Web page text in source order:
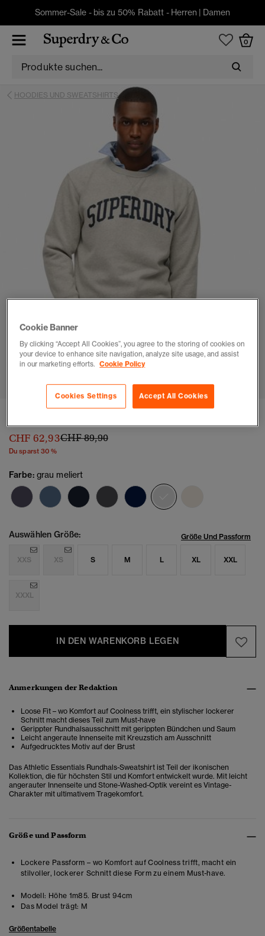
Sommer-Sale - bis zu 50% Rabatt - Herren | Damen
0
HOODIES UND SWEATSHIRTS
1 2 3
CHF 62,93Preis wurde reduziert von
CHF 89,90bis
Du sparst 30 %
Farbe: grau meliert
Auswählen Größe: Größe Und Passform
XXS XS S M L XL XXL
XXXL
IN DEN WARENKORB LEGEN
Anmerkungen der Redaktion
Loose Fit – wo Komfort auf Coolness trifft, ein stylischer lockerer
Schnitt macht dieses Teil zum Must-have
Gerippter Rundhalsausschnitt mit gerippten Bündchen und Saum
Leicht angeraute Innenseite mit Kreuzstich am Ausschnitt
Aufgedrucktes Motiv auf der Brust
Das Athletic Essentials Rundhals-Sweatshirt ist Teil der ikonischen
Kollektion, die für höchsten Stil und Komfort entwickelt wurde. Mit leicht
angerauter Innenseite und Stone-Washed-Optik vereint es Vintage-
Charakter mit ultimativem Tragekomfort.
Größe und Passform
Lockere Passform – wo Komfort auf Coolness trifft, macht ein
stilvoller, lockerer Schnitt diese Form zu einem Must-have.
Modell: Höhe 1m85. Brust 94cm
Das Model trägt: M
Größentabelle
Cookie Banner
By clicking “Accept All Cookies”, you agree to the storing of cookies on
your device to enhance site navigation, analyze site usage, and assist
in our marketing efforts. Cookie Policy
Accept All Cookies
Cookies Settings